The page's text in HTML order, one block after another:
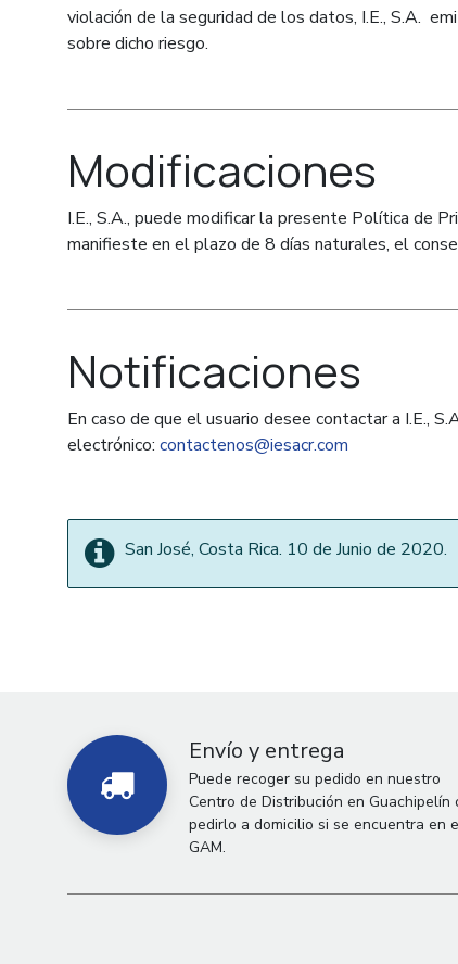
violación de la seguridad de los datos, I.E., S.A.
sobre dicho riesgo.
Modificaciones
I.E., S.A., puede modificar la presente Política de
manifieste en el plazo de 8 días naturales, el
Notificaciones
En caso de que el usuario desee contactar a I.E.,
electrónico: contactenos@iesacr.com
San José, Costa Rica. 10 de Junio de 2020.
Envío y entrega
Puede recoger su pedido en nuestro
Centro de Distribución en Guachipelín
pedirlo a domicilio si se encuentra en
GAM.